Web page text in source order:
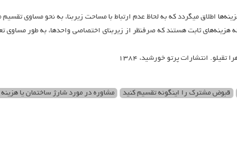
اطلاق ميگردد كه به لحاظ عدم ارتباط با مساحت زيربنا، به نحو مساوي
هزينه‌هاي ثابت هستند كه صرفنظر از زيربناي اختصاصي واحدها، به طور مساوي
تقيلو. انتشارات پرتو خورشيد، ۱۳۸۴
قبوض مشترک را اینگونه تقسیم کنید مشاوره در مورد شارژ ساختمان یا